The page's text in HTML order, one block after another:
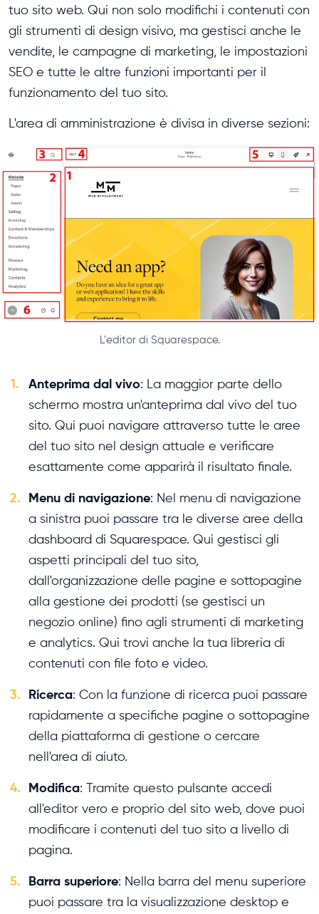
tuo sito web. Qui non solo modifichi i contenuti con
gli strumenti di design visivo, ma gestisci anche le
vendite, le campagne di marketing, le impostazioni
SEO e tutte le altre funzioni importanti per il
funzionamento del tuo sito.
L'area di amministrazione è divisa in diverse sezioni:
L'editor di Squarespace.
1. Anteprima dal vivo: La maggior parte dello
schermo mostra un'anteprima dal vivo del tuo
sito. Qui puoi navigare attraverso tutte le aree
del tuo sito nel design attuale e verificare
esattamente come apparirà il risultato finale.
2. Menu di navigazione: Nel menu di navigazione
a sinistra puoi passare tra le diverse aree della
dashboard di Squarespace. Qui gestisci gli
aspetti principali del tuo sito,
dall'organizzazione delle pagine e sottopagine
alla gestione dei prodotti (se gestisci un
negozio online) fino agli strumenti di marketing
e analytics. Qui trovi anche la tua libreria di
contenuti con file foto e video.
3. Ricerca: Con la funzione di ricerca puoi passare
rapidamente a specifiche pagine o sottopagine
della piattaforma di gestione o cercare
nell'area di aiuto.
4. Modifica: Tramite questo pulsante accedi
all'editor vero e proprio del sito web, dove puoi
modificare i contenuti del tuo sito a livello di
pagina.
5. Barra superiore: Nella barra del menu superiore
puoi passare tra la visualizzazione desktop e